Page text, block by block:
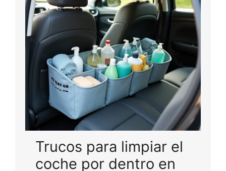
Trucos para limpiar el
coche por dentro en